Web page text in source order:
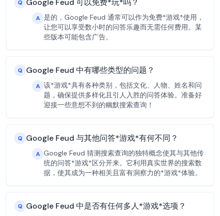
Q Google Feud 可以免费*玩*吗？
A 是的，Google Feud 通常可以作为免费*游戏*使用，
让您可以享受数小时的问答乐趣而无需任何费用。某
些版本可能包含广告。
Q Google Feud 中有哪些类型的问题？
A 该*游戏*具有各种类别，包括文化、人物、姓名和问
题，确保提供多样化且引人入胜的问答体验。准备好
迎接一些意想不到的幽默搜索查询！
Q Google Feud 与其他问答*游戏*有何不同？
A Google Feud 猜测搜索查询的独特概念使其与其他传
统的问答*游戏*区分开来。它利用真实世界的搜索数
据，使其成为一种相关且富有洞察力的*游戏*体验。
Q Google Feud 中是否有任何多人*游戏*选项？